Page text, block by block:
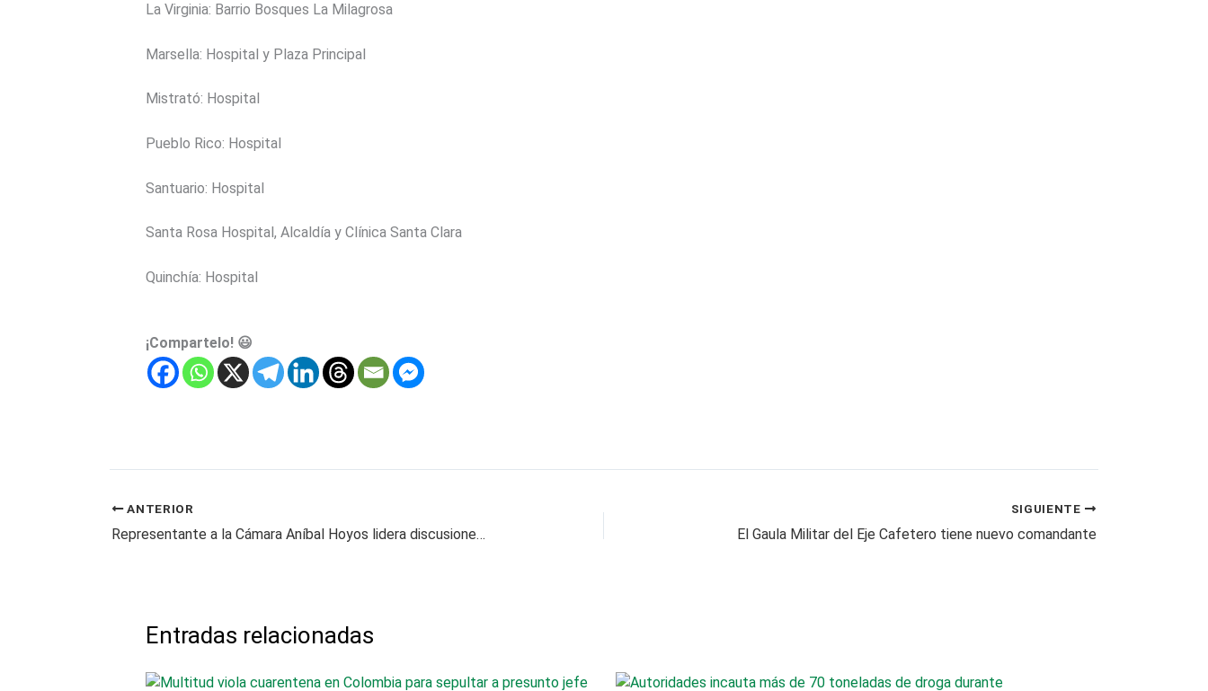
La Virginia: Barrio Bosques La Milagrosa
Marsella: Hospital y Plaza Principal
Mistrató: Hospital
Pueblo Rico: Hospital
Santuario: Hospital
Santa Rosa Hospital, Alcaldía y Clínica Santa Clara
Quinchía: Hospital
¡Compartelo! 😃
ANTERIOR
Representante a la Cámara Aníbal Hoyos lidera discusiones para abordar crisis cafetera
SIGUIENTE
El Gaula Militar del Eje Cafetero tiene nuevo comandante
Entradas relacionadas